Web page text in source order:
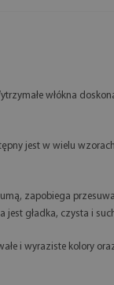
włókna
jest w wielu
zapobiega
jest gładka, czysta i
i wyraziste kolory